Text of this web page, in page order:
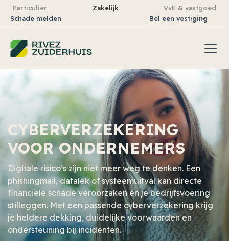
Particulier Zakelijk
VvE & vastgoed
Schade melden
Bel een vestiging
CYBERVERZEKERING
VOOR ONDERNEMERS
Digitale risico’s zijn niet meer weg te denken. Een
phishingmail, datalek of systeemuitval kan directe
financiële schade veroorzaken en je bedrijfsvoering
stilleggen. Met een passende cyberverzekering krijg
je heldere dekking, duidelijke voorwaarden en
ondersteuning bij incidenten.